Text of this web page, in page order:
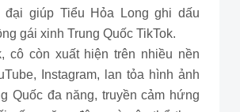
đại giúp Tiểu Hỏa Long ghi dấu
gái xinh Trung Quốc TikTok.
cô còn xuất hiện trên nhiều nền
Instagram, lan tỏa hình ảnh
Quốc đa năng, truyền cảm hứng